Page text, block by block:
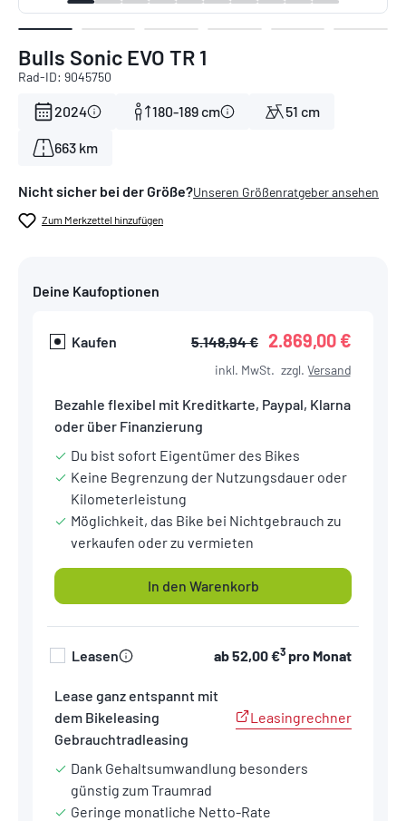
Bulls Sonic EVO TR 1
Rad-ID: 9045750
2024 180-189 cm 51 cm
663 km
Nicht sicher bei der Größe?Unseren Größenratgeber ansehen
Zum Merkzettel hinzufügen
Deine Kaufoptionen
Kaufen 5.148,94 € 2.869,00 €
inkl. MwSt. zzgl. Versand
Bezahle flexibel mit Kreditkarte, Paypal, Klarna
oder über Finanzierung
Du bist sofort Eigentümer des Bikes
Keine Begrenzung der Nutzungsdauer oder
Kilometerleistung
Möglichkeit, das Bike bei Nichtgebrauch zu
verkaufen oder zu vermieten
In den Warenkorb
Leasen ab52,00 €3 pro Monat
Lease ganz entspannt mit
dem Bikeleasing
Gebrauchtradleasing
Leasingrechner
Dank Gehaltsumwandlung besonders
günstig zum Traumrad
Geringe monatliche Netto-Rate